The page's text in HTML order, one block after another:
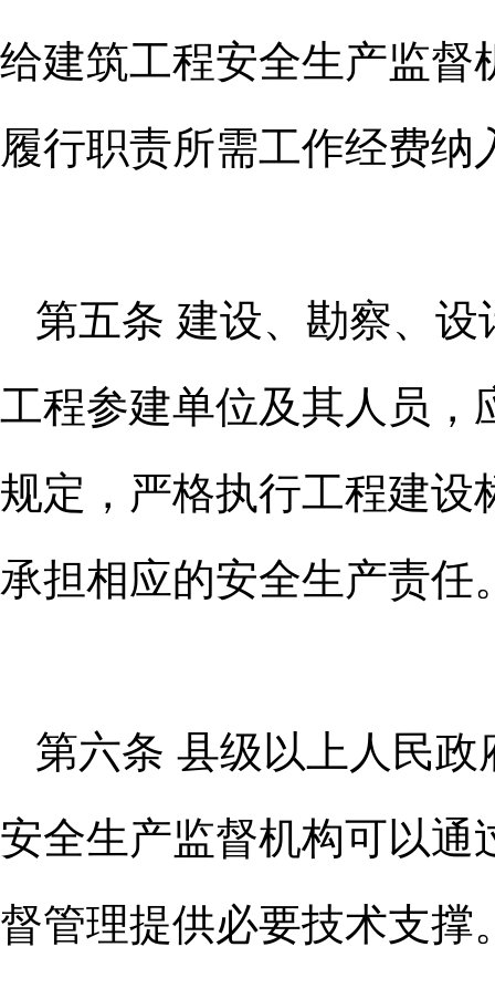
给建筑工程安全生产监督
履行职责所需工作经费纳
第五条 建设、勘察、
工程参建单位及其人员，
规定，严格执行工程建设
承担相应的安全生产责任
第六条 县级以上人民
安全生产监督机构可以通
督管理提供必要技术支撑